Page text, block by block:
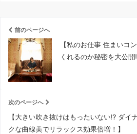
前のページへ
【私のお仕事 住まいコ
くれるのか秘密を大公開‼︎
次のページへ
【大きい吹き抜けはもったいない⁉︎ ダイ
クな曲線美でリラックス効果倍増！】